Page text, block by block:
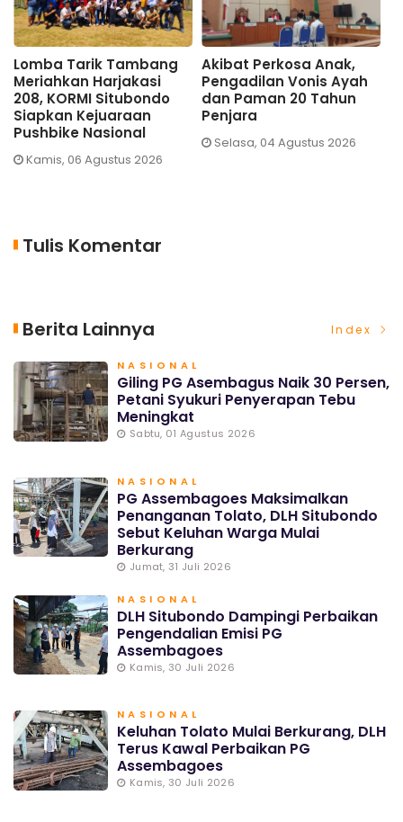
Tarik Tambang
Harjakasi
KORMI Situbondo
Kejuaraan
Nasional
Kamis, 06 Agustus 2026
Akibat Perkosa Anak,
Pengadilan Vonis Ayah
dan Paman 20 Tahun
Penjara
Selasa, 04 Agustus 2026
Tulis Komentar
Berita Lainnya Index
NASIONAL
Giling PG Asembagus Naik 30 Persen,
Petani Syukuri Penyerapan Tebu
Meningkat
Sabtu, 01 Agustus 2026
NASIONAL
PG Assembagoes Maksimalkan
Penanganan Tolato, DLH Situbondo
Sebut Keluhan Warga Mulai
Berkurang
Jumat, 31 Juli 2026
NASIONAL
DLH Situbondo Dampingi Perbaikan
Pengendalian Emisi PG
Assembagoes
Kamis, 30 Juli 2026
NASIONAL
Keluhan Tolato Mulai Berkurang, DLH
Terus Kawal Perbaikan PG
Assembagoes
Kamis, 30 Juli 2026